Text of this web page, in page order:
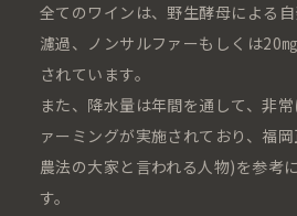
全てのワインは、野生酵母による
濾過、ノンサルファーもしくは20
されています。
また、降水量は年間を通して、非
ァーミングが実施されており、福
農法の大家と言われる人物)を参考
す。